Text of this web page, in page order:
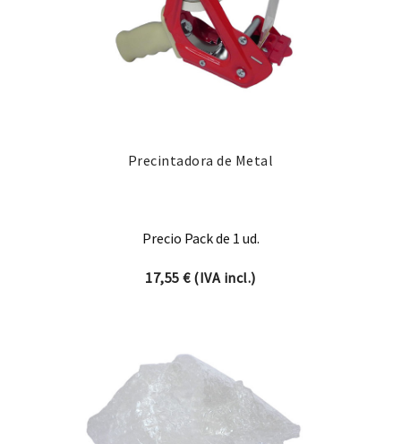
Precintadora de Metal
Precio Pack de 1 ud.
17,55€(IVA incl.)